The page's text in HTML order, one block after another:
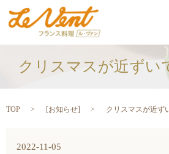
クリスマスが近ずい
TOP [お知らせ] クリスマスが近ず
2022-11-05